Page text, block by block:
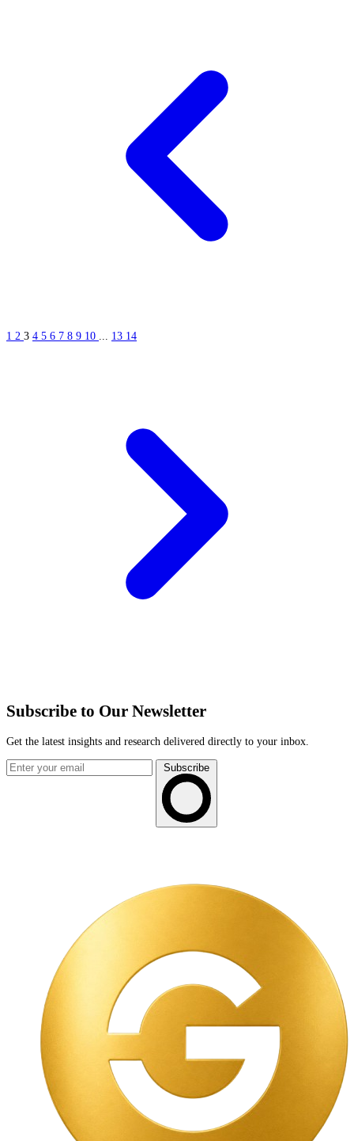
1 2 3 4 5 6 7 8 9 10 13 14
Subscribe to Our Newsletter
Get the latest insights and research delivered directly to your inbox.
Subscribe